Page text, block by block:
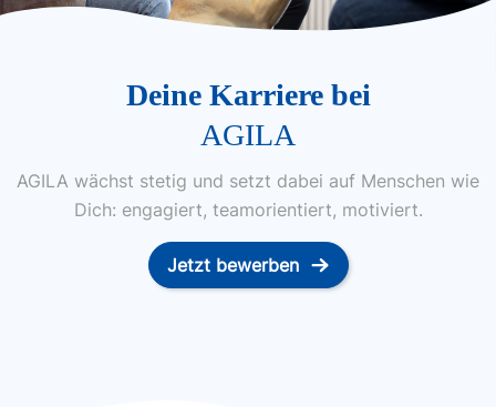
Deine Karriere bei
AGILA
AGILA wächst stetig und setzt dabei auf Menschen wie
Dich: engagiert, teamorientiert, motiviert.
Jetzt bewerben